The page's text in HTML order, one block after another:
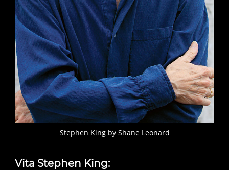
Stephen King by Shane Leonard
Vita Stephen King: